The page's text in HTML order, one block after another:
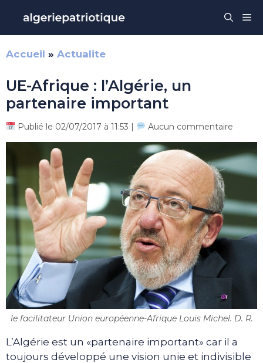
contenu
Accueil » Actualite
UE-Afrique : l’Algérie, un
partenaire important
Publié le 02/07/2017 à 11:53 | Aucun commentaire
le facilitateur Union européenne-Afrique Louis Michel. D. R.
L’Algérie est un «partenaire important» car il a
toujours développé une vision unie et indivisible